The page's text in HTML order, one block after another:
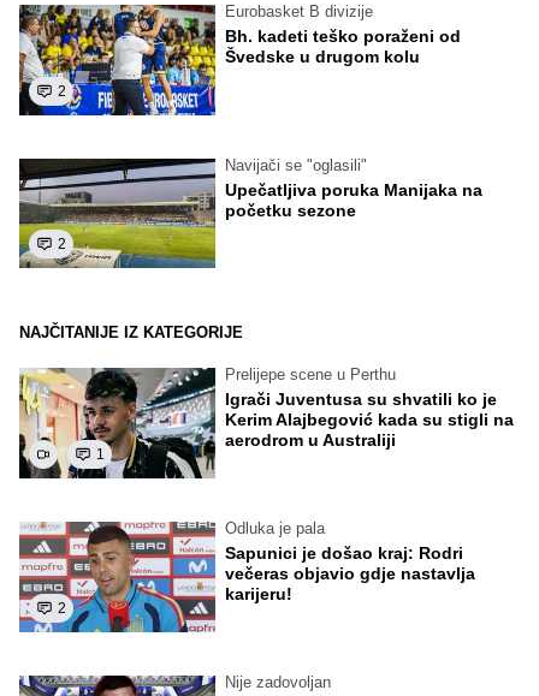
2
Eurobasket B divizije
Bh. kadeti teško poraženi od
Švedske u drugom kolu
2
Navijači se "oglasili"
Upečatljiva poruka Manijaka na
početku sezone
NAJČITANIJE IZ KATEGORIJE
1
Prelijepe scene u Perthu
Igrači Juventusa su shvatili ko je
Kerim Alajbegović kada su stigli na
aerodrom u Australiji
2
Odluka je pala
Sapunici je došao kraj: Rodri
večeras objavio gdje nastavlja
karijeru!
Nije zadovoljan